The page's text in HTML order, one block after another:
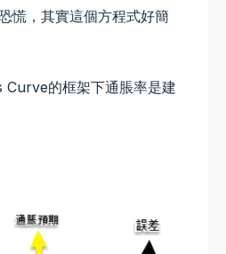
慌，其實這個方程式好簡
Curve的框架下通脹率是建